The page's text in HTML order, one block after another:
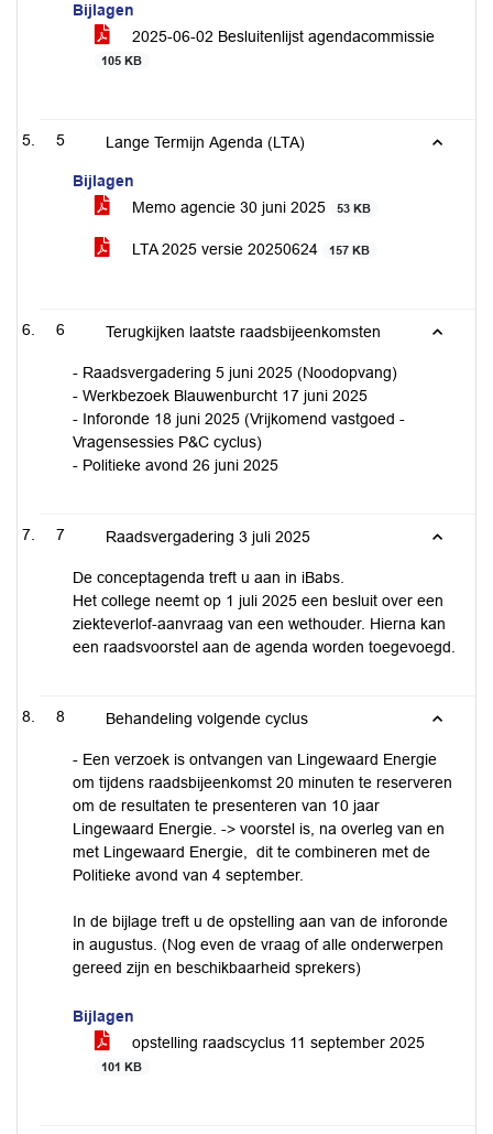
Bijlagen
2025-06-02 Besluitenlijst agendacommissie
105 KB
5 Lange Termijn Agenda (LTA)
Bijlagen
Memo agencie 30 juni 2025
53 KB
LTA 2025 versie 20250624 157 KB
6 Terugkijken laatste raadsbijeenkomsten
- Raadsvergadering 5 juni 2025 (Noodopvang)
- Werkbezoek Blauwenburcht 17 juni 2025
- Inforonde 18 juni 2025 (Vrijkomend vastgoed -
Vragensessies P&C cyclus)
- Politieke avond 26 juni 2025
7 Raadsvergadering 3 juli 2025
De conceptagenda treft u aan in iBabs.
Het college neemt op 1 juli 2025 een besluit over een
ziekteverlof-aanvraag van een wethouder. Hierna kan
een raadsvoorstel aan de agenda worden toegevoegd.
8 Behandeling volgende cyclus
- Een verzoek is ontvangen van Lingewaard Energie
om tijdens raadsbijeenkomst 20 minuten te reserveren
om de resultaten te presenteren van 10 jaar
Lingewaard Energie. -> voorstel is, na overleg van en
met Lingewaard Energie, dit te combineren met de
Politieke avond van 4 september.
In de bijlage treft u de opstelling aan van de inforonde
in augustus. (Nog even de vraag of alle onderwerpen
gereed zijn en beschikbaarheid sprekers)
Bijlagen
opstelling raadscyclus 11 september 2025
101 KB